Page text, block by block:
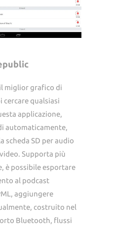
miglior grafico di
cercare qualsiasi
applicazione,
automaticamente,
scheda SD per audio
Supporta più
è possibile esportare
al podcast
aggiungere
costruito nel
Bluetooth, flussi